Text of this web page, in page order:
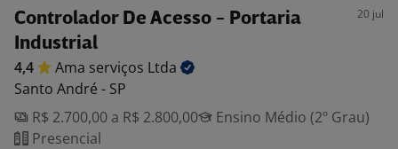
Controlador De Acesso - Portaria
Industrial
20 jul
4,4 Ama serviços Ltda
Santo André - SP
R$ 2.700,00 a R$ 2.800,00
Ensino Médio (2º Grau)
Presencial